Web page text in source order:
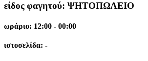
είδος φαγητού: ΨΗΤΟΠΩΛΕΙΟ
ωράριο: 12:00 - 00:00
ιστοσελίδα: -